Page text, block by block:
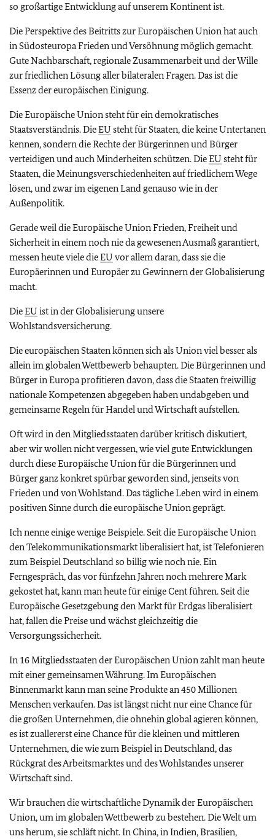
so großartige Entwicklung auf unserem Kontinent ist.
Die Perspektive des Beitritts zur Europäischen Union hat auch
in Südosteuropa Frieden und Versöhnung möglich gemacht.
Gute Nachbarschaft, regionale Zusammenarbeit und der Wille
zur friedlichen Lösung aller bilateralen Fragen. Das ist die
Essenz der europäischen Einigung.
Die Europäische Union steht für ein demokratisches
Staatsverständnis. DieEU steht für Staaten, die keine Untertanen
kennen, sondern die Rechte der Bürgerinnen und Bürger
verteidigen und auch Minderheiten schützen. DieEU steht für
Staaten, die Meinungsverschiedenheiten auf friedlichem Wege
lösen, und zwar im eigenen Land genauso wie in der
Außenpolitik.
Gerade weil die Europäische Union Frieden, Freiheit und
Sicherheit in einem noch nie da gewesenen Ausmaß garantiert,
messen heute viele dieEU vor allem daran, dass sie die
Europäerinnen und Europäer zu Gewinnern der Globalisierung
macht.
DieEU ist in der Globalisierung unsere
Wohlstandsversicherung.
Die europäischen Staaten können sich als Union viel besser als
allein im globalen Wettbewerb behaupten. Die Bürgerinnen und
Bürger in Europa profitieren davon, dass die Staaten freiwillig
nationale Kompetenzen abgegeben haben undabgeben und
gemeinsame Regeln für Handel und Wirtschaft aufstellen.
Oft wird in den Mitgliedsstaaten darüber kritisch diskutiert,
aber wir wollen nicht vergessen, wie viel gute Entwicklungen
durch diese Europäische Union für die Bürgerinnen und
Bürger ganz konkret spürbar geworden sind, jenseits von
Frieden und von Wohlstand. Das tägliche Leben wird in einem
positiven Sinne durch die europäische Union geprägt.
Ich nenne einige wenige Beispiele. Seit die Europäische Union
den Telekommunikationsmarkt liberalisiert hat, ist Telefonieren
zum Beispiel Deutschland so billig wie noch nie. Ein
Ferngespräch, das vor fünfzehn Jahren noch mehrere Mark
gekostet hat, kann man heute für einige Cent führen. Seit die
Europäische Gesetzgebung den Markt für Erdgas liberalisiert
hat, fallen die Preise und wächst gleichzeitig die
Versorgungssicherheit.
In 16 Mitgliedsstaaten der Europäischen Union zahlt man heute
mit einer gemeinsamen Währung. Im Europäischen
Binnenmarkt kann man seine Produkte an 450 Millionen
Menschen verkaufen. Das ist längst nicht nur eine Chance für
die großen Unternehmen, die ohnehin global agieren können,
es ist zuallererst eine Chance für die kleinen und mittleren
Unternehmen, die wie zum Beispiel in Deutschland, das
Rückgrat des Arbeitsmarktes und des Wohlstandes unserer
Wirtschaft sind.
Wir brauchen die wirtschaftliche Dynamik der Europäischen
Union, um im globalen Wettbewerb zu bestehen. Die Welt um
uns herum, sie schläft nicht. In China, in Indien, Brasilien,